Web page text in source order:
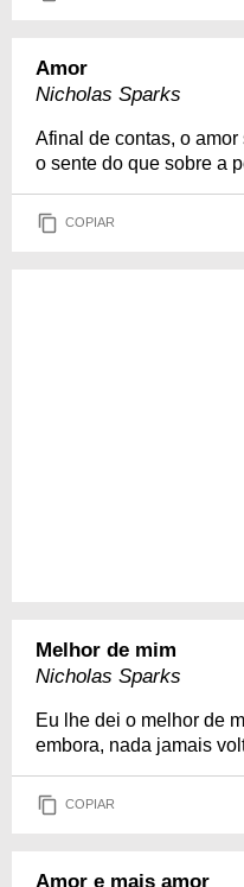
Amor
Nicholas Sparks
Afinal de contas, o
o sente do que sobre a
COPIAR
Melhor de mim
Nicholas Sparks
Eu lhe dei o melhor de
embora, nada jamais
COPIAR
Amor e mais amor